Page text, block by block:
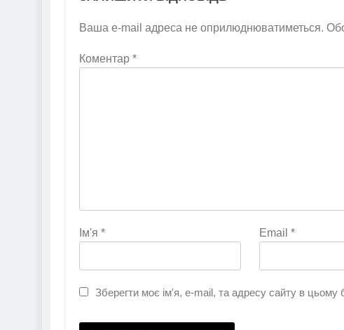
Ваша e-mail адреса не оприлюднюватиметься.
Коментар *
Ім'я * Email *
Зберегти моє ім'я, e-mail, та адресу сайту в цьому